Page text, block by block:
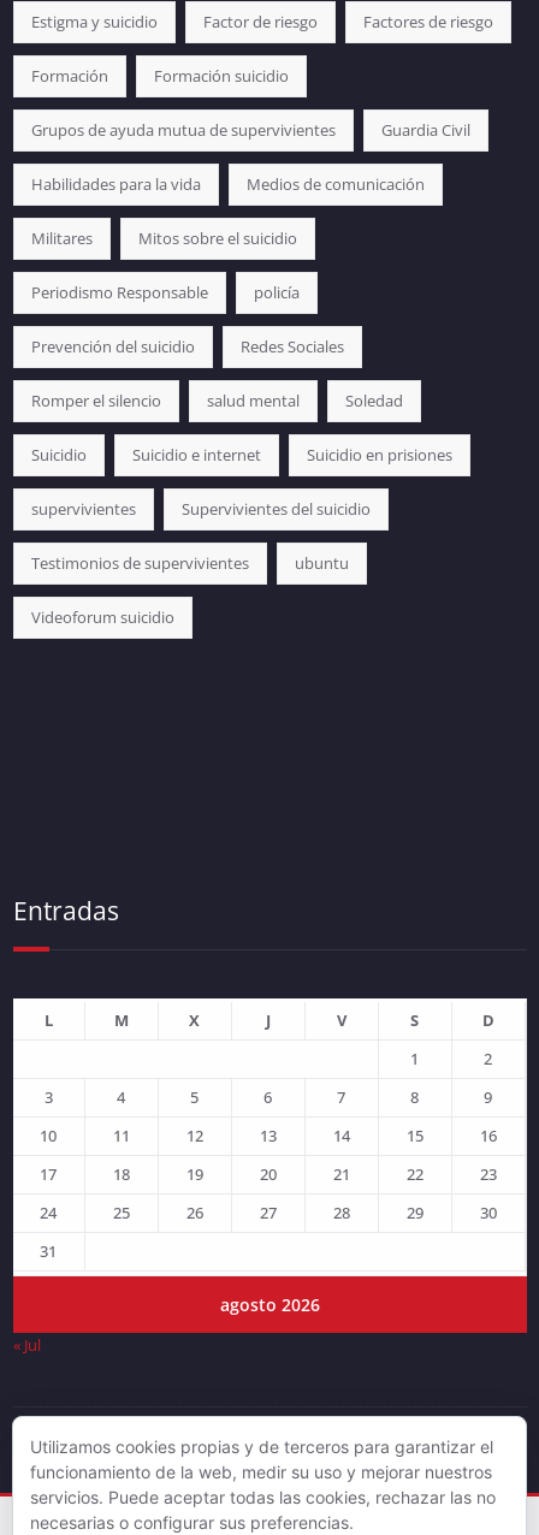
Estigma y suicidio Factor de riesgo Factores de riesgo
Formación Formación suicidio
Grupos de ayuda mutua de supervivientes Guardia Civil
Habilidades para la vida Medios de comunicación
Militares Mitos sobre el suicidio
Periodismo Responsable policía
Prevención del suicidio Redes Sociales
Romper el silencio salud mental Soledad
Suicidio Suicidio e internet Suicidio en prisiones
supervivientes Supervivientes del suicidio
Testimonios de supervivientes ubuntu
Videoforum suicidio
Entradas
agosto 2026
L M X J V S
D
1
2
3
4 5 6 7 8
9
10
11 12 13 14 15
16
17
18 19 20 21 22
23
24
25 26 27 28 29
30
31
« Jul
© DJLV 2019
Utilizamos cookies propias y de terceros para garantizar el
funcionamiento de la web, medir su uso y mejorar nuestros
servicios. Puede aceptar todas las cookies, rechazar las no
necesarias o configurar sus preferencias.